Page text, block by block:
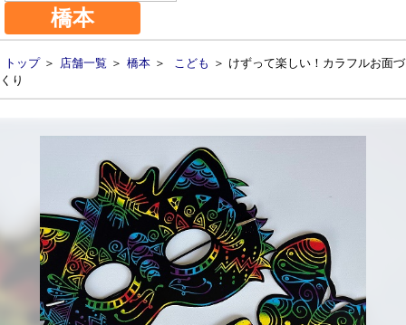
橋本
トップ＞ 店舗一覧 ＞ 橋本 ＞ こども ＞ けずって楽しい！カラフルお面づ
くり